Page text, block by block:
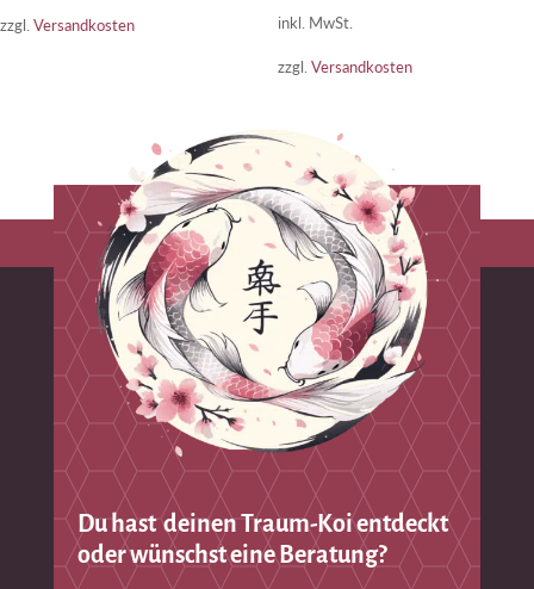
zzgl. Versandkosten inkl. MwSt.
zzgl. Versandkosten
Du hast deinen Traum-Koi entdeckt
oder wünschst eine Beratung?